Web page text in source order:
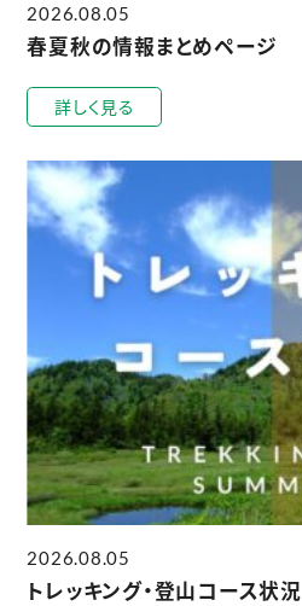
2026.08.05
春夏秋の情報まとめページ
詳しく見る
2026.08.05
トレッキング・登山コース状況